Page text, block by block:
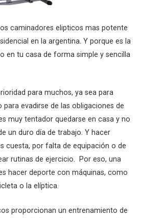
caminadores elipticos mas potente
en la argentina. Y porque es la
en tu casa de forma simple y sencilla
para muchos, ya sea para
evadirse de las obligaciones de
muy tentador quedarse en casa y no
un duro día de trabajo. Y hacer
cuesta, por falta de equipación o de
rutinas de ejercicio. Por eso, una
hacer deporte con máquinas, como
o la elíptica.
proporcionan un entrenamiento de